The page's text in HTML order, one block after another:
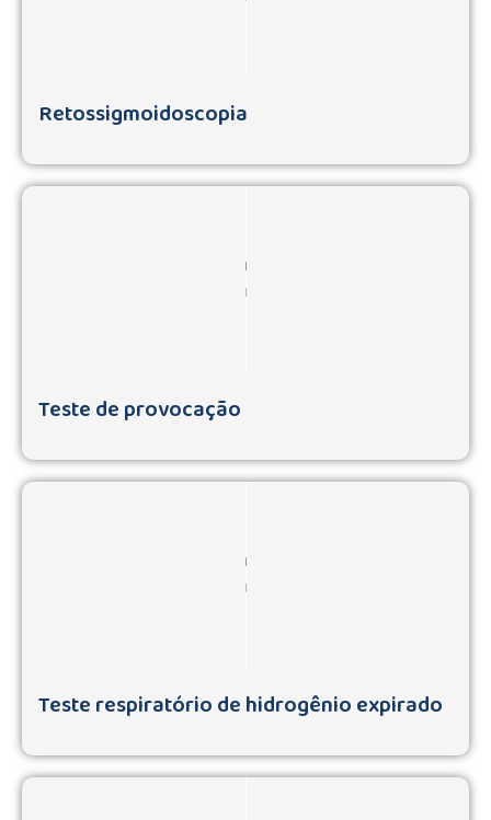
Retossigmoidoscopia
Teste de provocação
Teste respiratório de hidrogênio expirado